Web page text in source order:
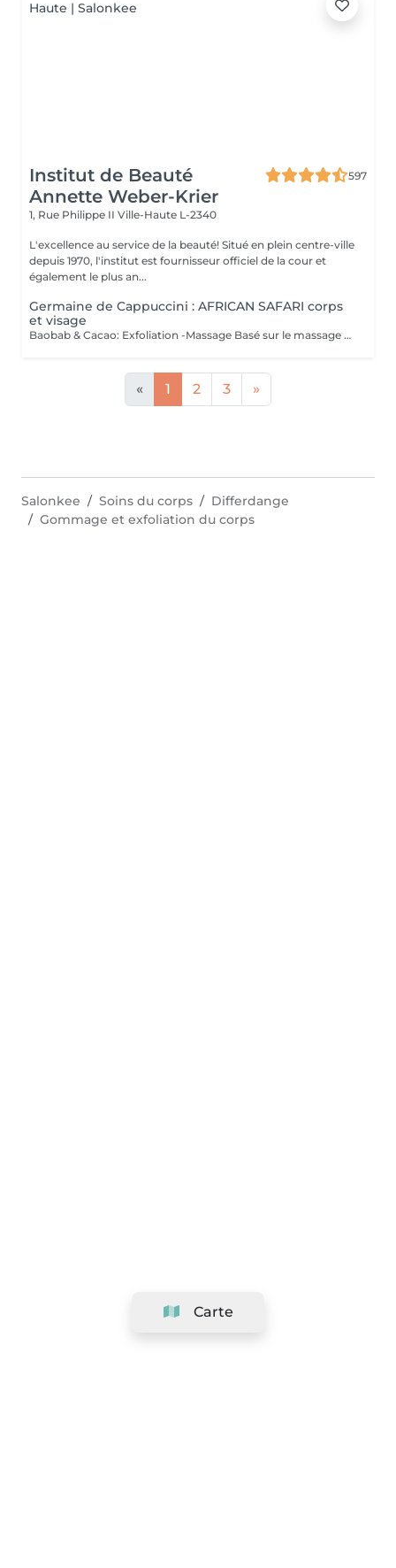
Institut de Beauté
Annette Weber-Krier
597
1, Rue Philippe II Ville-Haute L-2340
L'excellence au service de la beauté! Situé en plein centre-ville
depuis 1970, l'institut est fournisseur officiel de la cour et
également le plus an...
Germaine de Cappuccini : AFRICAN SAFARI corps
et visage
Baobab & Cacao: Exfoliation -Massage Basé sur le massage Hilotra de Madagascar, il combine des techniques ancestrales africaines et asiatiques pour générer une sensation de connexion avec la nature et un équilibre corporel. AFRICAN BLISS : Massage SWEET Maternity: Basé sur la technique du drainage lymphatique, ce rituel combine des mouvements ascendants et des mouvements enveloppants qui favorisent une sensation de légèreté et de confort immédiate dans les jambes Light Legs : Basé sur la technique du drainage lymphatique, ce rituel combine des mouvements ascendants et des mouvements enveloppants qui favorisent une sensation de légèreté et de confort immédiate dans les jambes
« 1 2 3 »
Carte
Salonkee Soins du corps
Differdange
Gommage et exfoliation du corps